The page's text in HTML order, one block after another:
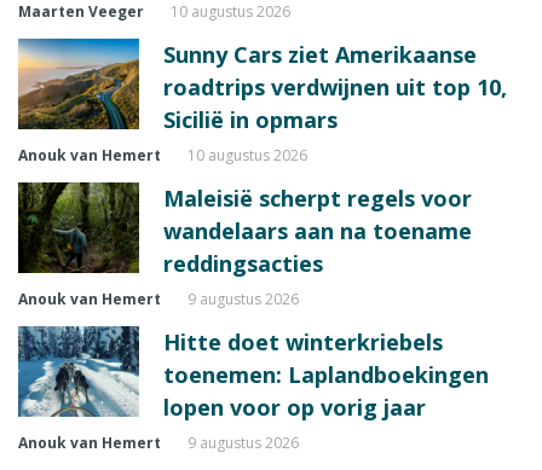
Maarten Veeger 10 augustus 2026
Sunny Cars ziet Amerikaanse
roadtrips verdwijnen uit top 10,
Sicilië in opmars
Anouk van Hemert 10 augustus 2026
Maleisië scherpt regels voor
wandelaars aan na toename
reddingsacties
Anouk van Hemert 9 augustus 2026
Hitte doet winterkriebels
toenemen: Laplandboekingen
lopen voor op vorig jaar
Anouk van Hemert 9 augustus 2026